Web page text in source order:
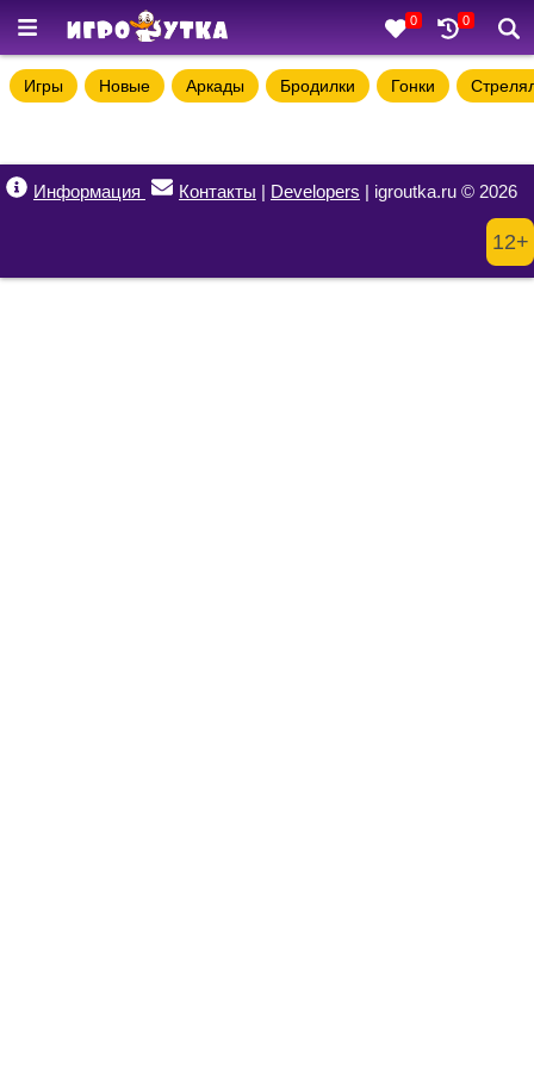
0 0
Игры Новые Аркады Бродилки Гонки
Информация Контакты | Developers | igroutka.ru © 2026
12+